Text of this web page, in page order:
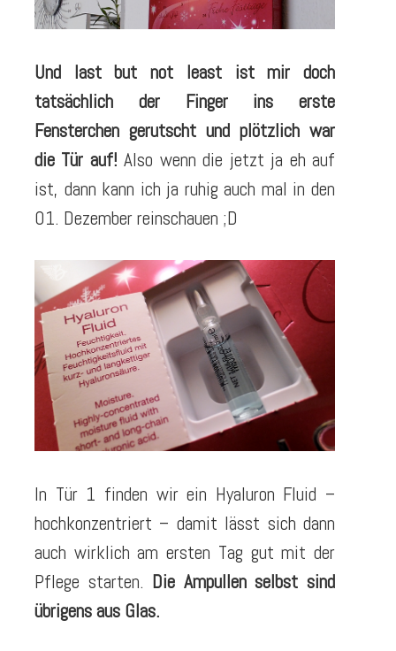
Und last but not least ist mir doch
tatsächlich der Finger ins erste
Fensterchen gerutscht und plötzlich war
die Tür auf!Also wenn die jetzt ja eh auf
ist, dann kann ich ja ruhig auch mal in den
01. Dezember reinschauen ;D
In Tür 1 finden wir ein Hyaluron Fluid –
hochkonzentriert – damit lässt sich dann
auch wirklich am ersten Tag gut mit der
Pflege starten. Die Ampullen selbst sind
übrigens aus Glas.